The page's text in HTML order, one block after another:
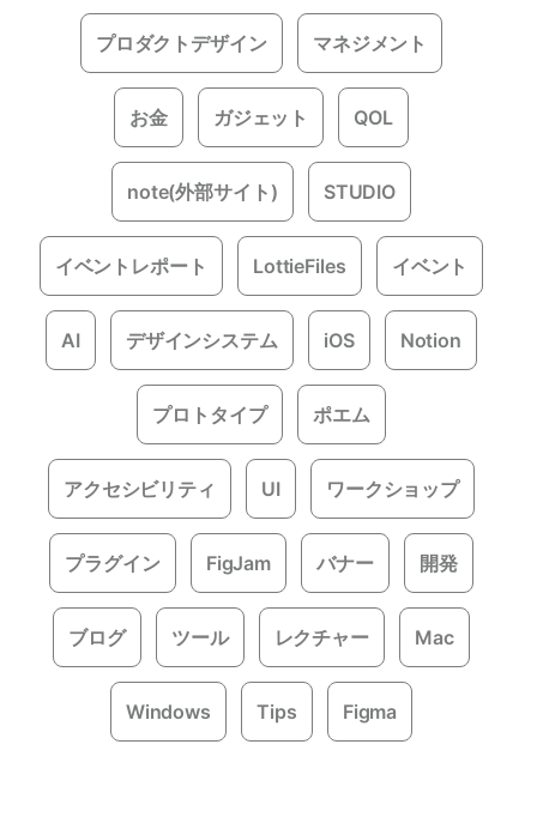
プロダクトデザイン マネジメント
お金 ガジェット QOL
note(外部サイト) STUDIO
イベントレポート LottieFiles イベント
AI デザインシステム iOS Notion
プロトタイプ ポエム
アクセシビリティ UI ワークショップ
プラグイン FigJam バナー 開発
ブログ ツール レクチャー Mac
Windows Tips Figma